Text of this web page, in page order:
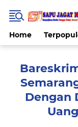
Home
Dengan